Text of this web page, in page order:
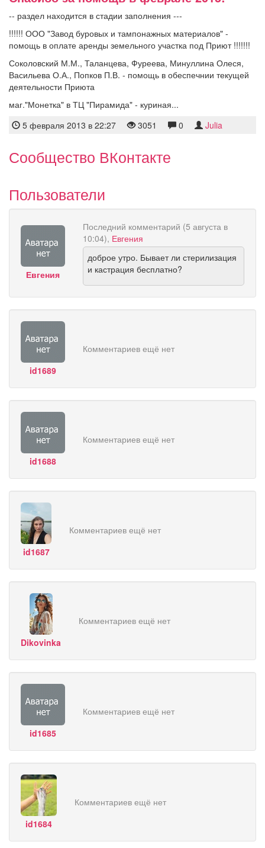
-- раздел находится в стадии заполнения ---
!!!!!! ООО "Завод буровых и тампонажных материалов" -
помощь в оплате аренды земельного участка под Приют !!!!!!!
Соколовский М.М., Таланцева, Фуреева, Минуллина Олеся,
Васильева О.А., Попков П.В. - помощь в обеспечнии текущей
деятельности Приюта
маг."Монетка" в ТЦ "Пирамида" - куриная...
5 февраля 2013 в 22:27
3051 0 Julia
Сообщество ВКонтакте
Пользователи
Евгения
Последний комментарий (5 августа в
10:04), Евгения
доброе утро. Бывает ли стерилизация
и кастрация бесплатно?
id1689
Комментариев ещё нет
id1688
Комментариев ещё нет
id1687
Комментариев ещё нет
Dikovinka
Комментариев ещё нет
id1685
Комментариев ещё нет
id1684
Комментариев ещё нет